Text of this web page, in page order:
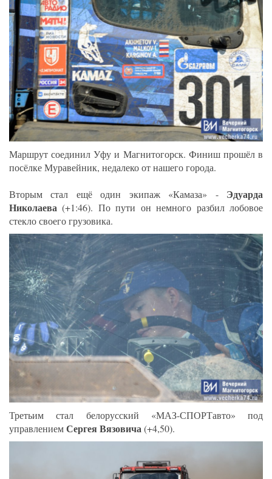
Маршрут соединил Уфу и Магнитогорск. Финиш прошёл в
посёлке Муравейник, недалеко от нашего города.
Вторым стал ещё один экипаж «Камаза» -Эдуарда
Николаева (+1:46). По пути он немного разбил лобовое
стекло своего грузовика.
Третьим стал белорусский «МАЗ-СПОРТавто» под
управлениемСергея Вязовича(+4,50).